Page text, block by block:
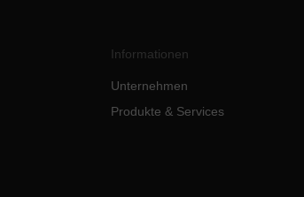
Informationen
Unternehmen
Produkte & Services